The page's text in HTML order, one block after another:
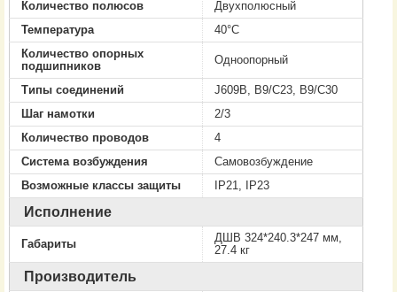
Количество полюсов
Двухполюсный
Температура
40°C
Количество опорных
подшипников
Одноопорный
Типы соединений
J609B, B9/C23, B9/C30
Шаг намотки
2/3
Количество проводов
4
Система возбуждения
Самовозбуждение
Возможные классы защиты
IP21, IP23
Исполнение
Габариты
ДШВ 324*240.3*247 мм,
27.4 кг
Производитель